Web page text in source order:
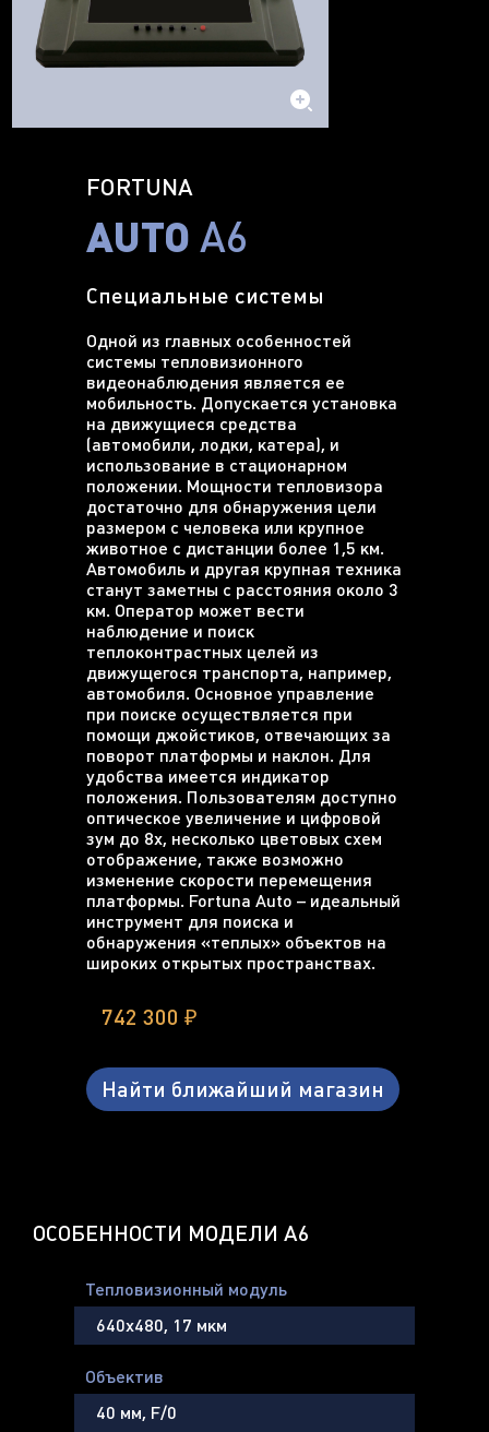
FORTUNA
AUTO A6
Специальные системы
Одной из главных особенностей
системы тепловизионного
видеонаблюдения является ее
мобильность. Допускается установка
на движущиеся средства
(автомобили, лодки, катера), и
использование в стационарном
положении. Мощности тепловизора
достаточно для обнаружения цели
размером с человека или крупное
животное с дистанции более 1,5 км.
Автомобиль и другая крупная техника
станут заметны с расстояния около 3
км. Оператор может вести
наблюдение и поиск
теплоконтрастных целей из
движущегося транспорта, например,
автомобиля. Основное управление
при поиске осуществляется при
помощи джойстиков, отвечающих за
поворот платформы и наклон. Для
удобства имеется индикатор
положения. Пользователям доступно
оптическое увеличение и цифровой
зум до 8х, несколько цветовых схем
отображение, также возможно
изменение скорости перемещения
платформы. Fortuna Auto – идеальный
инструмент для поиска и
обнаружения «теплых» объектов на
широких открытых пространствах.
742 300 ₽
Найти ближайший магазин
ОСОБЕННОСТИ МОДЕЛИ A6
Тепловизионный модуль
640х480, 17 мкм
Объектив
40 мм, F/0